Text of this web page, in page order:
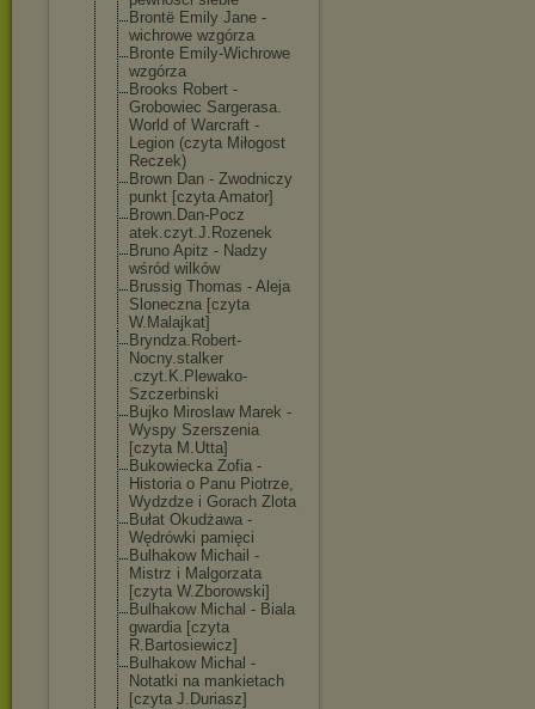
Brontë Emily Jane -
wichrowe wzgórza
Bronte Emily-Wichrowe
wzgórza
Brooks Robert -
Grobowiec Sargerasa.
World of Warcraft -
Legion (czyta Miłogost
Reczek)
Brown Dan - Zwodniczy
punkt [czyta Amator]
Brown.Dan-Pocz
atek.czyt.J.Rozenek
Bruno Apitz - Nadzy
wśród wilków
Brussig Thomas - Aleja
Sloneczna [czyta
W.Malajkat]
Bryndza.Robert-
Nocny.stalker
.czyt.K.Plewako-
Szczerbinski
Bujko Miroslaw Marek -
Wyspy Szerszenia
[czyta M.Utta]
Bukowiecka Zofia -
Historia o Panu Piotrze,
Wydzdze i Gorach Zlota
Bułat Okudżawa -
Wędrówki pamięci
Bulhakow Michail -
Mistrz i Malgorzata
[czyta W.Zborowski]
Bulhakow Michal - Biala
gwardia [czyta
R.Bartosiewicz]
Bulhakow Michal -
Notatki na mankietach
[czyta J.Duriasz]